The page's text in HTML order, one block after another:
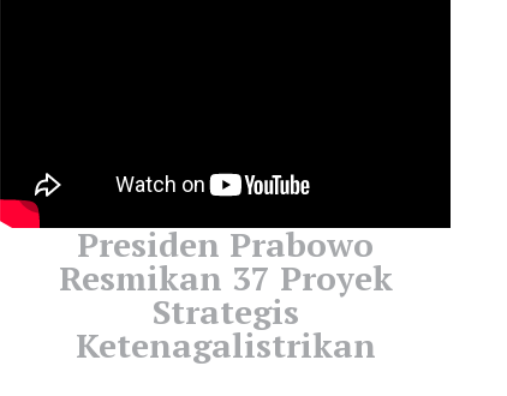
Presiden Prabowo
Resmikan 37 Proyek
Strategis
Ketenagalistrikan